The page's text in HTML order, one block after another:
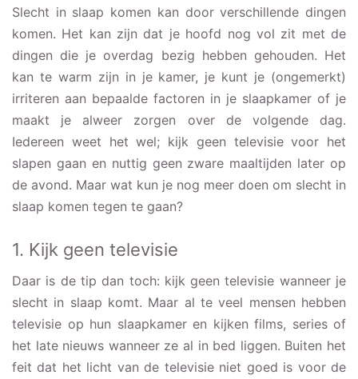
Slecht in slaap komen kan door verschillende dingen
komen. Het kan zijn dat je hoofd nog vol zit met de
dingen die je overdag bezig hebben gehouden. Het
kan te warm zijn in je kamer, je kunt je (ongemerkt)
irriteren aan bepaalde factoren in je slaapkamer of je
maakt je alweer zorgen over de volgende dag.
Iedereen weet het wel; kijk geen televisie voor het
slapen gaan en nuttig geen zware maaltijden later op
de avond. Maar wat kun je nog meer doen om slecht in
slaap komen tegen te gaan?
1. Kijk geen televisie
Daar is de tip dan toch: kijk geen televisie wanneer je
slecht in slaap komt. Maar al te veel mensen hebben
televisie op hun slaapkamer en kijken films, series of
het late nieuws wanneer ze al in bed liggen. Buiten het
feit dat het licht van de televisie niet goed is voor de